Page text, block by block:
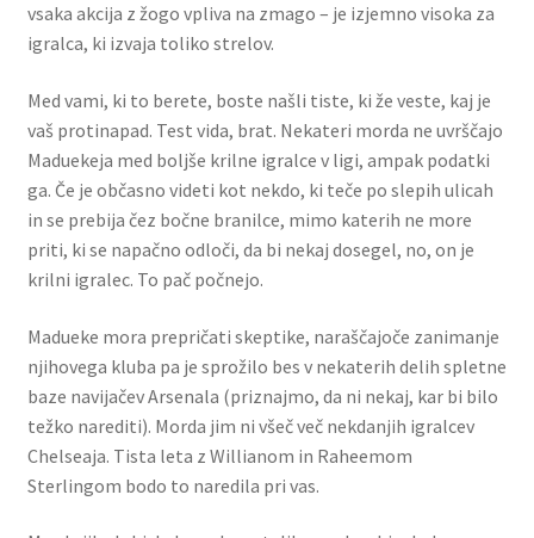
vsaka akcija z žogo vpliva na zmago – je izjemno visoka za
igralca, ki izvaja toliko strelov.
Med vami, ki to berete, boste našli tiste, ki že veste, kaj je
vaš protinapad. Test vida, brat. Nekateri morda ne uvrščajo
Maduekeja med boljše krilne igralce v ligi, ampak podatki
ga. Če je občasno videti kot nekdo, ki teče po slepih ulicah
in se prebija čez bočne branilce, mimo katerih ne more
priti, ki se napačno odloči, da bi nekaj dosegel, no, on je
krilni igralec. To pač počnejo.
Madueke mora prepričati skeptike, naraščajoče zanimanje
njihovega kluba pa je sprožilo bes v nekaterih delih spletne
baze navijačev Arsenala (priznajmo, da ni nekaj, kar bi bilo
težko narediti). Morda jim ni všeč več nekdanjih igralcev
Chelseaja. Tista leta z Willianom in Raheemom
Sterlingom bodo to naredila pri vas.